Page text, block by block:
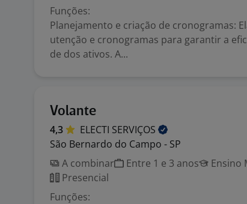
Funções:
Planejamento e criação de cronogramas:
utenção e cronogramas para garantir a
de dos ativos. A...
Volante
4,3 ELECTI SERVIÇOS
São Bernardo do Campo - SP
A combinar
Entre 1 e 3 anos
Ensino
Presencial
Funções: